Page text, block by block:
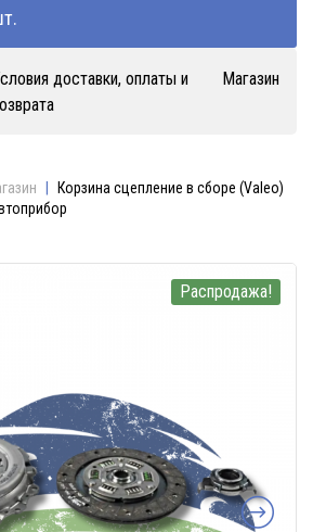
доставки, оплаты и
Магазин
Корзина сцепление в сборе (Valeo)
Распродажа!